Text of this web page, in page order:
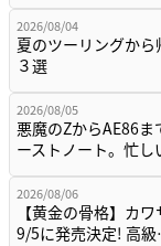
2026/08/04
夏のツーリングか
３選
2026/08/05
悪魔のZからAE86
ーストノート。忙
2026/08/06
【黄金の骨格】カ
9/5に発売決定! 高